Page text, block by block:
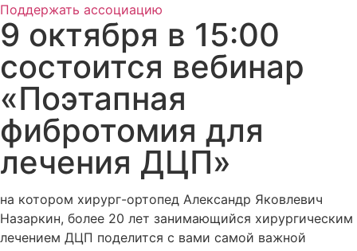
Поддержать ассоциацию
9 октября в 15:00
состоится вебинар
«Поэтапная
фибротомия для
лечения ДЦП»
на котором хирург-ортопед Александр Яковлевич
Назаркин, более 20 лет занимающийся хирургическим
лечением ДЦП поделится с вами самой важной